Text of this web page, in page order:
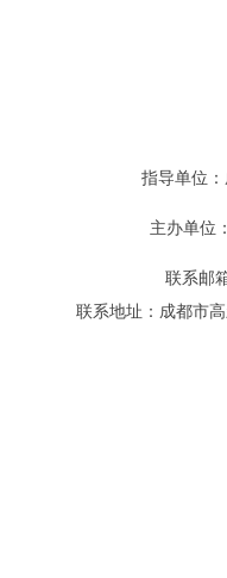
指导单位
主办单位
联系邮
联系地址：成都市